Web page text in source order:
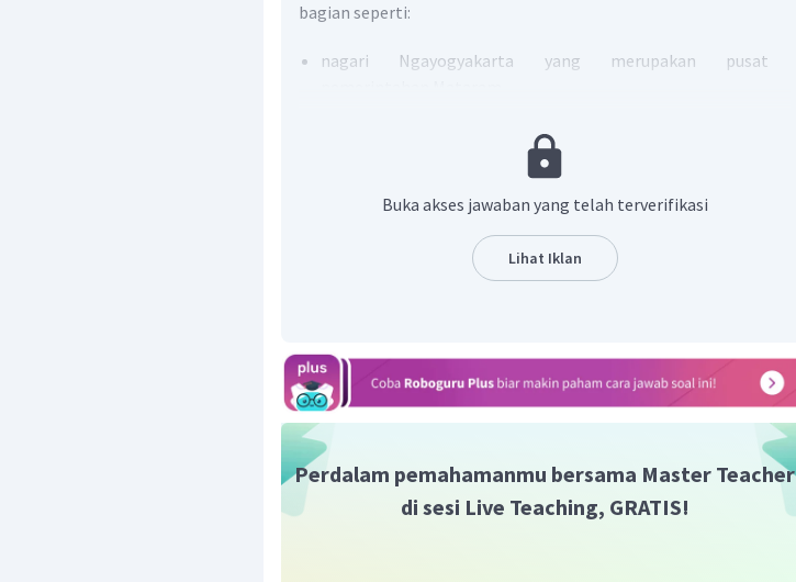
bagian seperti:
nagari Ngayogyakarta yang merupakan pusat
yang lebih luas dan merupakan daerah sekitar keraton
dengan meliputi daerah Siti Ageng Mlaya, Siti Bumijo, Siti
mancanagara yang merupakan daerah-daerah taklukan
Mataram, seperti Madiun, Kediri, Surabaya, Rembang, dan
Buka akses jawaban yang telah terverifikasi
Lihat Iklan
Perdalam pemahamanmu bersama Master Teacher
di sesi Live Teaching, GRATIS!